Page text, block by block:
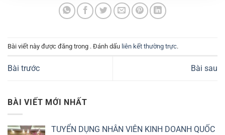
Bài viết này được đăng trong . Đánh dấu liên kết thường trực.
Bài trước Bài sau
BÀI VIẾT MỚI NHẤT
TUYỂN DỤNG NHÂN VIÊN KINH DOANH QUỐC